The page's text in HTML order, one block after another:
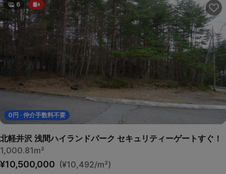
0 円 · 仲介手数料不要
6
北軽井沢 浅間ハイランドパーク セキュリティーゲートすぐ！
1,000.81m²
¥10,500,000 (¥10,492/m²)